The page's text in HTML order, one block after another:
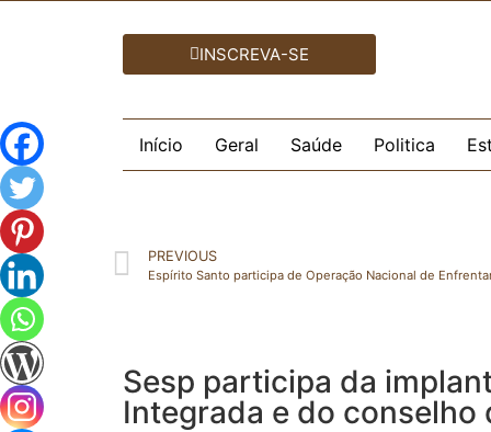
INSCREVA-SE
Início Geral Saúde Politica
PREVIOUS
Sesp participa da
Integrada e do conselho